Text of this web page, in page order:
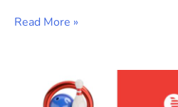
Read More »
Menemukan